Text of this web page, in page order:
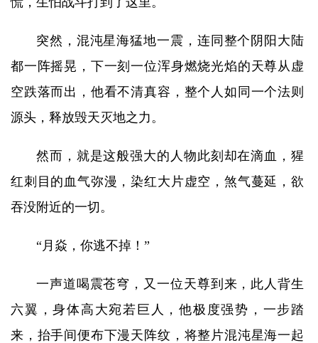
突然，混沌星海猛地一震，连同整个阴阳大陆
都一阵摇晃，下一刻一位浑身燃烧光焰的天尊从虚
空跌落而出，他看不清真容，整个人如同一个法则
源头，释放毁天灭地之力。
然而，就是这般强大的人物此刻却在滴血，猩
红刺目的血气弥漫，染红大片虚空，煞气蔓延，欲
吞没附近的一切。
“月焱，你逃不掉！”
一声道喝震苍穹，又一位天尊到来，此人背生
六翼，身体高大宛若巨人，他极度强势，一步踏
来，抬手间便布下漫天阵纹，将整片混沌星海一起